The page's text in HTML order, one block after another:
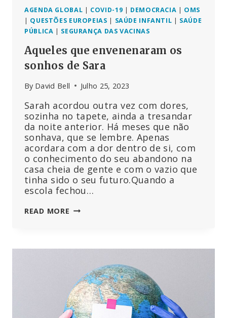
AGENDA GLOBAL | COVID-19 | DEMOCRACIA | OMS
| QUESTÕES EUROPEIAS | SAÚDE INFANTIL | SAÚDE
PÚBLICA | SEGURANÇA DAS VACINAS
Aqueles que envenenaram os
sonhos de Sara
By David Bell Julho 25, 2023
Sarah acordou outra vez com dores,
sozinha no tapete, ainda a tresandar
da noite anterior. Há meses que não
sonhava, que se lembre. Apenas
acordara com a dor dentro de si, com
o conhecimento do seu abandono na
casa cheia de gente e com o vazio que
tinha sido o seu futuro.Quando a
escola fechou…
READ MORE AQUELES
SARA